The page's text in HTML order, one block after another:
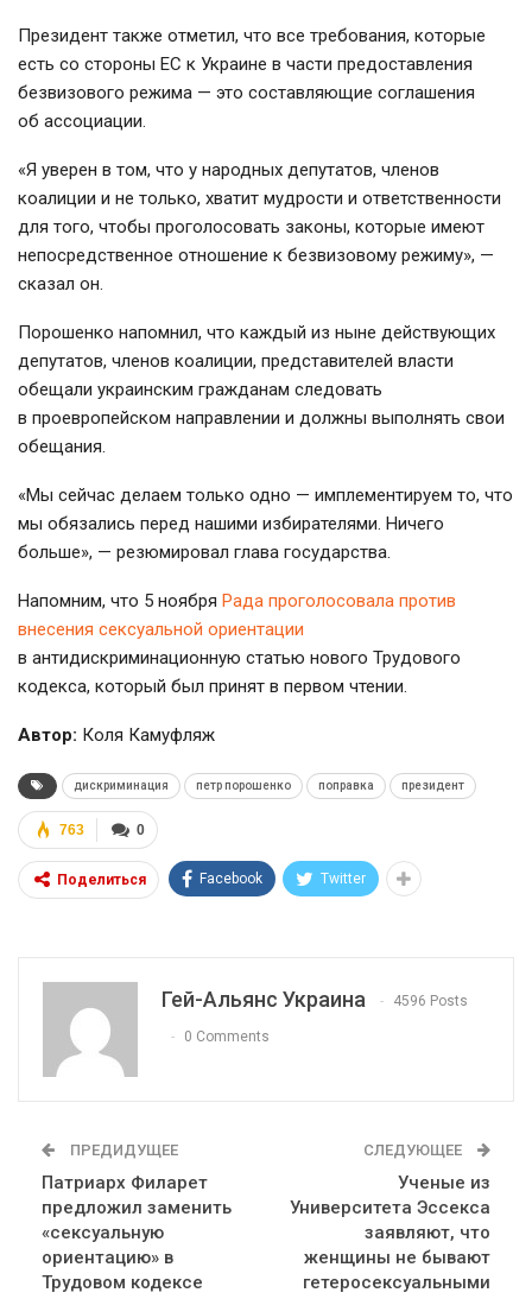
Президент также отметил, что все требования, которые
есть со стороны ЕС к Украине в части предоставления
безвизового режима — это составляющие соглашения
об ассоциации.
«Я уверен в том, что у народных депутатов, членов
коалиции и не только, хватит мудрости и ответственности
для того, чтобы проголосовать законы, которые имеют
непосредственное отношение к безвизовому режиму», —
сказал он.
Порошенко напомнил, что каждый из ныне действующих
депутатов, членов коалиции, представителей власти
обещали украинским гражданам следовать
в проевропейском направлении и должны выполнять свои
обещания.
«Мы сейчас делаем только одно — имплементируем то, что
мы обязались перед нашими избирателями. Ничего
больше», — резюмировал глава государства.
Напомним, что 5 ноября Рада проголосовала против
внесения сексуальной ориентации
в антидискриминационную статью нового Трудового
кодекса, который был принят в первом чтении.
Автор: Коля Камуфляж
дискриминация петр порошенко поправка президент
0
763
Поделиться Facebook Twitter
Гей-Альянс Украина 4596 Posts
0 Comments
ПРЕДИДУЩЕЕ
Патриарх Филарет
предложил заменить
«сексуальную
ориентацию» в
Трудовом кодексе
СЛЕДУЮЩЕЕ
Ученые из
Университета Эссекса
заявляют, что
женщины не бывают
гетеросексуальными